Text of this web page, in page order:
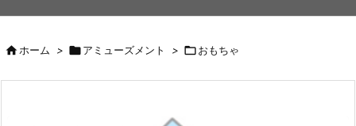
ホーム > アミューズメント > おもちゃ